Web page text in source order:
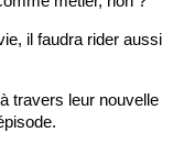
il faudra rider aussi
travers leur nouvelle